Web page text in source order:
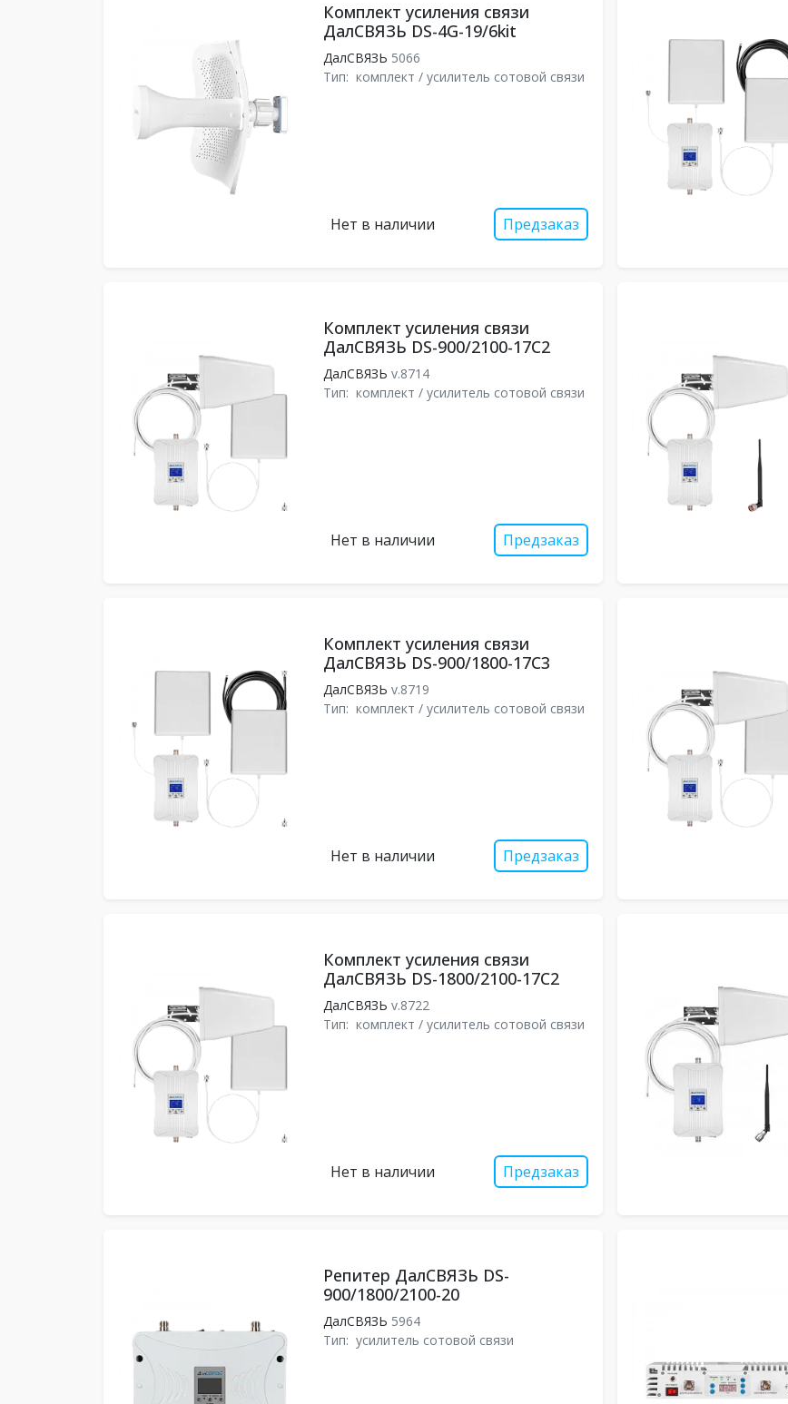
Комплект усиления связи
ДалСВЯЗЬ DS-4G-19/6kit
ДалСВЯЗЬ 5066
Тип: комплект / усилитель сотовой связи
Нет в наличии Предзаказ
Комплект усиления связи
ДалСВЯЗЬ DS-900/2100-17С2
ДалСВЯЗЬ v.8714
Тип: комплект / усилитель сотовой связи
Нет в наличии Предзаказ
Комплект усиления связи
ДалСВЯЗЬ DS-900/1800-17С3
ДалСВЯЗЬ v.8719
Тип: комплект / усилитель сотовой связи
Нет в наличии Предзаказ
Комплект усиления связи
ДалСВЯЗЬ DS-1800/2100-17С2
ДалСВЯЗЬ v.8722
Тип: комплект / усилитель сотовой связи
Нет в наличии Предзаказ
Репитер ДалСВЯЗЬ DS-
900/1800/2100-20
ДалСВЯЗЬ 5964
Тип: усилитель сотовой связи